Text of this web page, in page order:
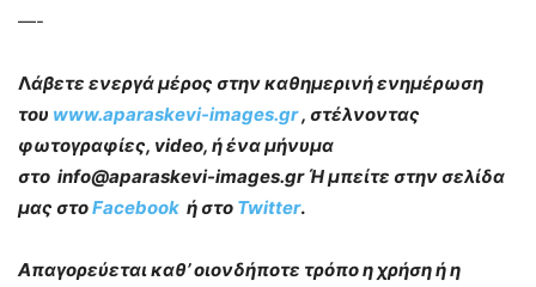
—-
Λάβετε ενεργά μέρος στην καθημερινή ενημέρωση
του www.aparaskevi-images.gr, στέλνοντας
φωτογραφίες, video, ή ένα μήνυμα
στο info@aparaskevi-images.gr Ή μπείτε στην σελίδα
μας στοFacebook ή στο Twitter.
Απαγορεύεται καθ’ οιονδήποτε τρόπο η χρήση ή η